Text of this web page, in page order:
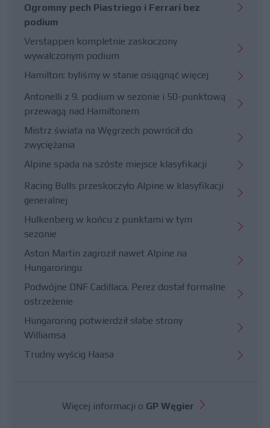
Ogromny pech Piastriego i Ferrari bez
podium
Verstappen kompletnie zaskoczony
wywalczonym podium
Hamilton: byliśmy w stanie osiągnąć więcej
Antonelli z 9. podium w sezonie i 50-punktową
przewagą nad Hamiltonem
Mistrz świata na Węgrzech powrócił do
zwyciężania
Alpine spada na szóste miejsce klasyfikacji
Racing Bulls przeskoczyło Alpine w klasyfikacji
generalnej
Hulkenberg w końcu z punktami w tym
sezonie
Aston Martin zagroził nawet Alpine na
Hungaroringu
Podwójne DNF Cadillaca. Perez dostał formalne
ostrzeżenie
Hungaroring potwierdził słabe strony
Williamsa
Trudny wyścig Haasa
Więcej informacji o GP Węgier